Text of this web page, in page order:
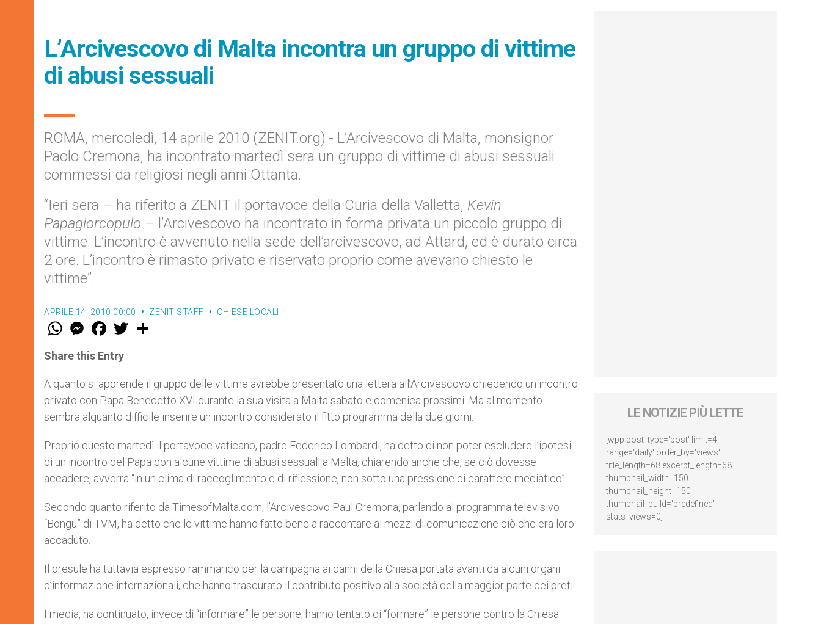
L’Arcivescovo di Malta incontra un gruppo di vittime
di abusi sessuali
ROMA, mercoledì, 14 aprile 2010 (ZENIT.org).- L’Arcivescovo di Malta, monsignor
Paolo Cremona, ha incontrato martedì sera un gruppo di vittime di abusi sessuali
commessi da religiosi negli anni Ottanta.
“Ieri sera – ha riferito a ZENIT il portavoce della Curia della Valletta, Kevin
Papagiorcopulo – l’Arcivescovo ha incontrato in forma privata un piccolo gruppo di
vittime. L’incontro è avvenuto nella sede dell’arcivescovo, ad Attard, ed è durato circa
2 ore. L’incontro è rimasto privato e riservato proprio come avevano chiesto le
vittime”.
APRILE 14, 2010 00:00 ZENIT STAFF CHIESE LOCALI
W
t
s
p
p
M
e
s
e
g
e
r
F
a
e
b
o
k
w
r
Share this Entry
A quanto si apprende il gruppo delle vittime avrebbe presentato una lettera all’Arcivescovo chiedendo un incontro
privato con Papa Benedetto XVI durante la sua visita a Malta sabato e domenica prossimi. Ma al momento
sembra alquanto difficile inserire un incontro considerato il fitto programma della due giorni.
Proprio questo martedì il portavoce vaticano, padre Federico Lombardi, ha detto di non poter escludere l’ipotesi
di un incontro del Papa con alcune vittime di abusi sessuali a Malta, chiarendo anche che, se ciò dovesse
accadere, avverrà “in un clima di raccoglimento e di riflessione, non sotto una pressione di carattere mediatico”.
Secondo quanto riferito da TimesofMalta.com, l’Arcivescovo Paul Cremona, parlando al programma televisivo
“Bongu” di TVM, ha detto che le vittime hanno fatto bene a raccontare ai mezzi di comunicazione ciò che era loro
accaduto.
Il presule ha tuttavia espresso rammarico per la campagna ai danni della Chiesa portata avanti da alcuni organi
d’informazione internazionali, che hanno trascurato il contributo positivo alla società della maggior parte dei preti.
I media, ha continuato, invece di “informare” le persone, hanno tentato di “formare” le persone contro la Chiesa.
LE NOTIZIE PIÙ LETTE
[wpp post_type='post' limit=4
range='daily' order_by='views'
title_length=68 excerpt_length=68
thumbnail_width=150
thumbnail_height=150
thumbnail_build='predefined'
stats_views=0]